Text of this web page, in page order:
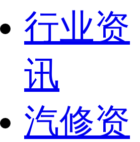
行业资
讯
汽修资